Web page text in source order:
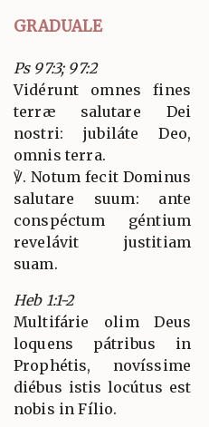
GRADUALE
Ps 97:3; 97:2
Vidérunt omnes fines
terræ salutare Dei
nostri: jubiláte Deo,
omnis terra.
℣. Notum fecit Dominus
salutare suum: ante
conspéctum géntium
revelávit justitiam
suam.
Heb 1:1-2
Multifárie olim Deus
loquens pátribus in
Prophétis, novíssime
diébus istis locútus est
nobis in Fílio.